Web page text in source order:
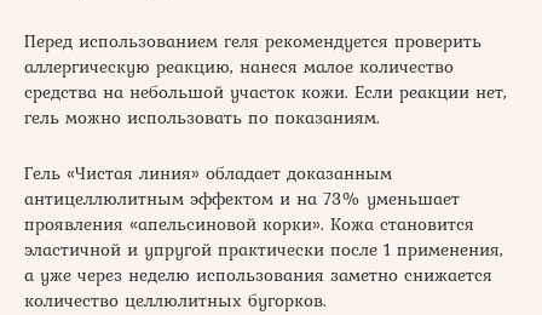
Перед использованием геля рекомендуется проверить
аллергическую реакцию, нанеся малое количество
средства на небольшой участок кожи. Если реакции нет,
гель можно использовать по показаниям.
Гель «Чистая линия» обладает доказанным
антицеллюлитным эффектом и на 73% уменьшает
проявления «апельсиновой корки». Кожа становится
эластичной и упругой практически после 1 применения,
а уже через неделю использования заметно снижается
количество целлюлитных бугорков.